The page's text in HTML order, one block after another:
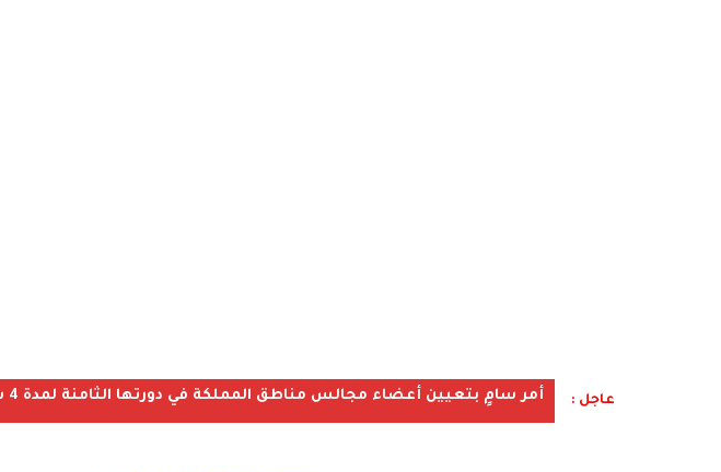
عاجل : أمر سامٍ بتعيين أعضاء مجالس مناطق المملكة في دورتها الثامنة لمدة 4 سنوات